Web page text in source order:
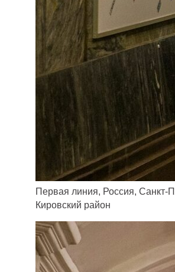
Первая линия, Россия, Санкт-
Кировский район